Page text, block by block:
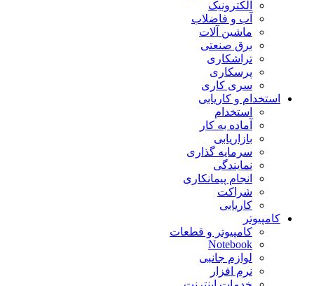
الکترونیک
آب و فاضلاب
ماشین آلات
برق صنعتی
تراشکاری
پرسکاری
سری کاری
استخدام و کاریابی
استخدام
آماده به کار
بازاریابی
سرمایه گذاری
نمایندگی
انجام پیمانکاری
شراکت
کاریابی
کامپیوتر
کامپیوتر و قطعات
Notebook
لوازم جانبی
نرم افزار